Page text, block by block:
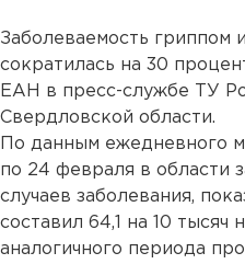
Заболеваемость
сократилась на 30
ЕАН в пресс-службе ТУ
Свердловской области.
По данным ежедневного
по 24 февраля в области
случаев заболевания,
составил 64,1 на 10 тысяч
аналогичного периода